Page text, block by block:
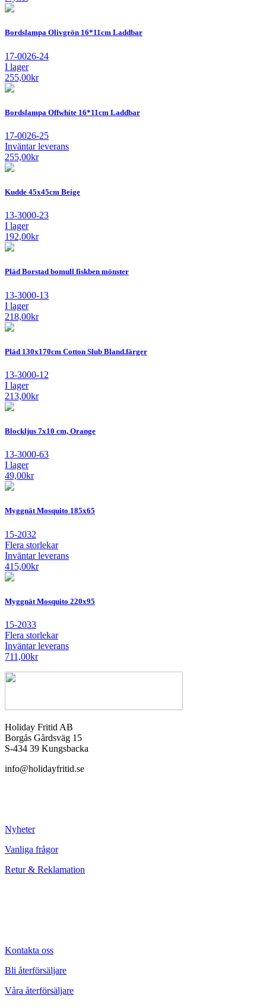
Bordslampa Olivgrön 16*11cm Laddbar
17-0026-24
I lager
255,00kr
Bordslampa Offwhite 16*11cm Laddbar
17-0026-25
Inväntar leverans
255,00kr
Kudde 45x45cm Beige
13-3000-23
I lager
192,00kr
Pläd Borstad bomull fiskben mönster
13-3000-13
I lager
218,00kr
Pläd 130x170cm Cotton Slub Bland.färger
13-3000-12
I lager
213,00kr
Blockljus 7x10 cm, Orange
13-3000-63
I lager
49,00kr
Myggnät Mosquito 185x65
15-2032
Flera storlekar
Inväntar leverans
415,00kr
Myggnät Mosquito 220x95
15-2033
Flera storlekar
Inväntar leverans
711,00kr
Holiday Fritid AB
Borgås Gårdsväg 15
S-434 39 Kungsbacka
info@holidayfritid.se
Nyheter
Vanliga frågor
Retur & Reklamation
Kontakta oss
Bli återförsäljare
Våra återförsäljare